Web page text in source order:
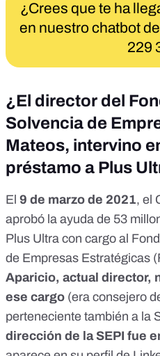
¿Crees que te ha
en nuestro chatbot
229
¿El director del
Solvencia de
Mateos, intervino
préstamo a Plus
El 9 de marzo de 2021, el
aprobó la ayuda de 53
Plus Ultra con cargo al
de Empresas Estratégicas
Aparicio, actual director,
ese cargo (era consejero
perteneciente también a la
dirección de la SEPI fue